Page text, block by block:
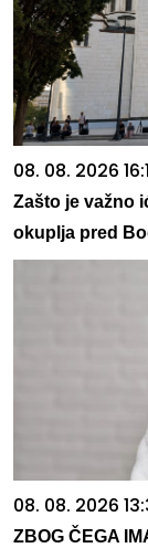
08. 08. 2026
Zašto je važno
okuplja pred
08. 08. 2026
ZBOG ČEGA